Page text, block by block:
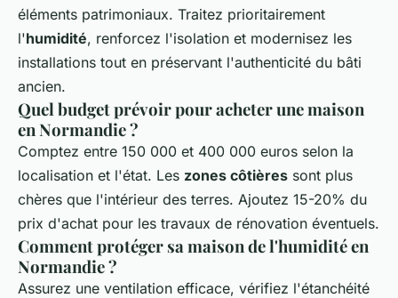
éléments patrimoniaux. Traitez prioritairement
l'humidité, renforcez l'isolation et modernisez les
installations tout en préservant l'authenticité du bâti
ancien.
Quel budget prévoir pour acheter une maison
en Normandie ?
Comptez entre 150 000 et 400 000 euros selon la
localisation et l'état. Les zones côtières sont plus
chères que l'intérieur des terres. Ajoutez 15-20% du
prix d'achat pour les travaux de rénovation éventuels.
Comment protéger sa maison de l'humidité en
Normandie ?
Assurez une ventilation efficace, vérifiez l'étanchéité